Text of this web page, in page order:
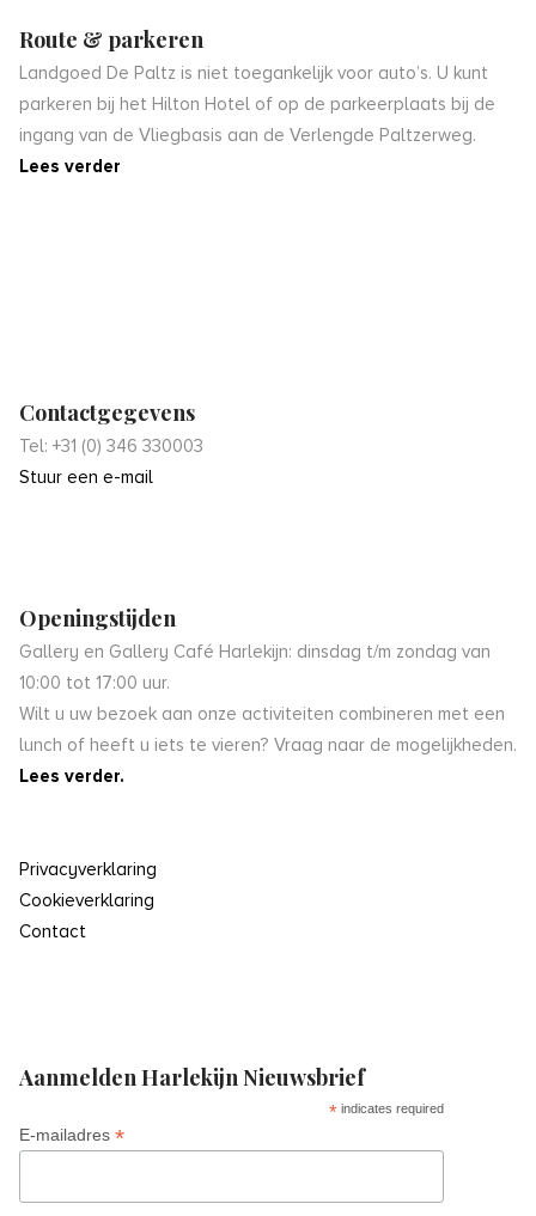
Route & parkeren
Landgoed De Paltz is niet toegankelijk voor auto’s. U kunt
parkeren bij het Hilton Hotel of op de parkeerplaats bij de
ingang van de Vliegbasis aan de Verlengde Paltzerweg.
Lees verder
Contactgegevens
Tel: +31 (0) 346 330003
Stuur een e-mail
Openingstijden
Gallery en Gallery Café Harlekijn: dinsdag t/m zondag van
10:00 tot 17:00 uur.
Wilt u uw bezoek aan onze activiteiten combineren met een
lunch of heeft u iets te vieren? Vraag naar de mogelijkheden.
Lees verder.
Privacyverklaring
Cookieverklaring
Contact
Aanmelden Harlekijn Nieuwsbrief
* indicates required
E-mailadres *